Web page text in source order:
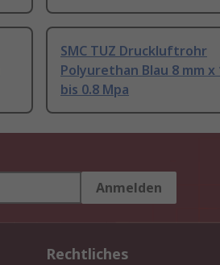
SMC TUZ Druckluftrohr
Polyurethan Blau 8 mm x
bis 0.8 Mpa
Anmelden
Rechtliches